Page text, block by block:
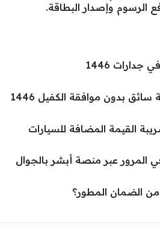
الرسوم وإصدار البطاقة.
1446
بدون موافقة الكفيل 1446
القيمة المضافة للسيارات
المرور عبر منصة أبشر بالجوال
الضمان المطور؟